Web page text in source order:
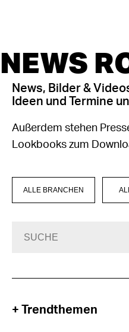
NEWS
News, Bilder &
Ideen und Termine
Außerdem stehen
Lookbooks zum
ALLE BRANCHEN
+ Trendthemen